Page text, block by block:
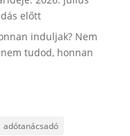
előtt
induljak? Nem
tudod, honnan
adótanácsadó